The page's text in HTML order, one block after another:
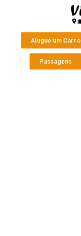
Alugue um Carro
Passagens